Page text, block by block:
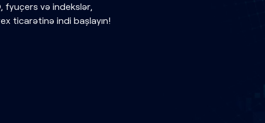
fyuçers və indekslər,
ticarətinə indi başlayın!